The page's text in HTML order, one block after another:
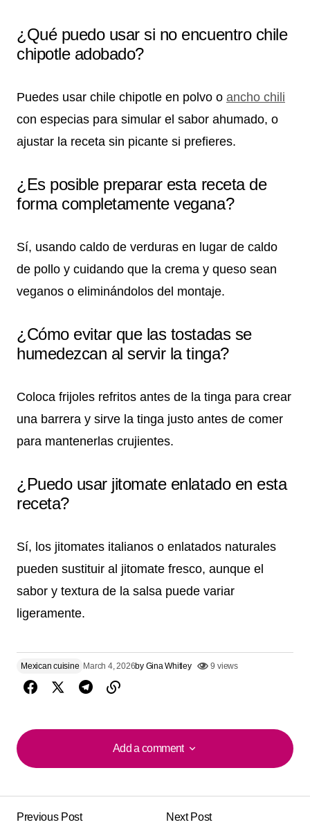
¿Qué puedo usar si no encuentro chile
chipotle adobado?
Puedes usar chile chipotle en polvo o ancho chili
con especias para simular el sabor ahumado, o
ajustar la receta sin picante si prefieres.
¿Es posible preparar esta receta de
forma completamente vegana?
Sí, usando caldo de verduras en lugar de caldo
de pollo y cuidando que la crema y queso sean
veganos o eliminándolos del montaje.
¿Cómo evitar que las tostadas se
humedezcan al servir la tinga?
Coloca frijoles refritos antes de la tinga para crear
una barrera y sirve la tinga justo antes de comer
para mantenerlas crujientes.
¿Puedo usar jitomate enlatado en esta
receta?
Sí, los jitomates italianos o enlatados naturales
pueden sustituir al jitomate fresco, aunque el
sabor y textura de la salsa puede variar
ligeramente.
Mexican cuisine March 4, 2026by Gina Whitley 9 views
Add a comment
Add a comment
Previous Post Next Post